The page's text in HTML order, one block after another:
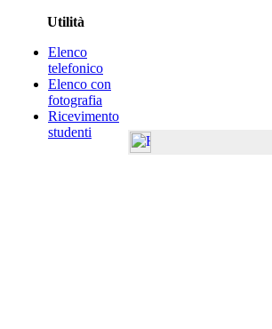
Utilità
Elenco
telefonico
Elenco con
fotografia
Ricevimento
studenti